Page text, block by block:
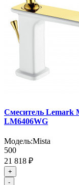
Смеситель Lemark
LM6406WG
Модель:Mista
500
21 818 ₽
+
-